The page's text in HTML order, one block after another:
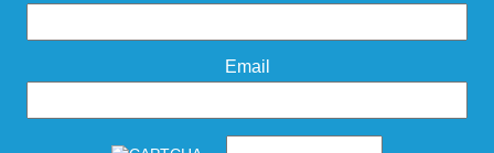
Email